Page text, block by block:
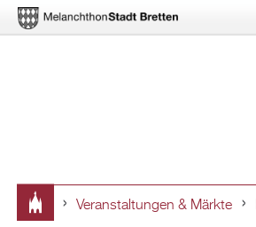
Veranstaltungen & Märkte